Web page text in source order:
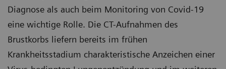
Diagnose als auch beim Monitoring von Covid-19
eine wichtige Rolle. Die CT-Aufnahmen des
Brustkorbs liefern bereits im frühen
Krankheitsstadium charakteristische Anzeichen einer